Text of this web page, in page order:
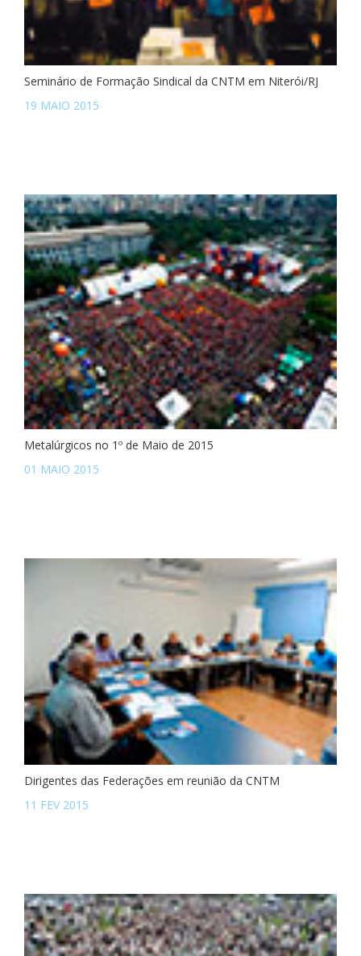
Seminário de Formação Sindical da CNTM em Niterói/RJ
19 MAIO 2015
Metalúrgicos no 1º de Maio de 2015
01 MAIO 2015
Dirigentes das Federações em reunião da CNTM
11 FEV 2015